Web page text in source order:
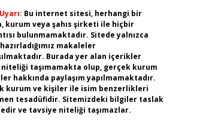
Bu internet sitesi, herhangi bir
kurum veya şahıs şirketi ile hiçbir
bulunmamaktadır. Sitede yalnızca
makaleler
Burada yer alan içerikler
taşımamakta olup, gerçek kurum
hakkında paylaşım yapılmamaktadır.
kurum ve kişiler ile isim benzerlikleri
tesadüfidir. Sitemizdeki bilgiler taslak
ve tavsiye niteliği taşımazlar.